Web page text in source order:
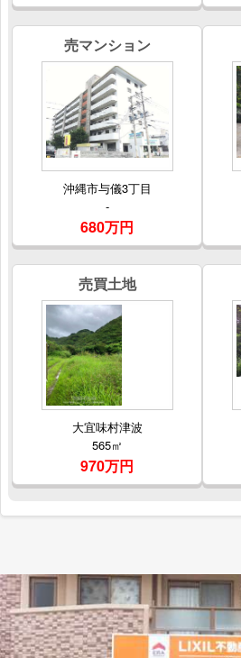
売マンション
沖縄市与儀3丁目
-
680万円
売買土地
大宜味村津波
565㎡
970万円